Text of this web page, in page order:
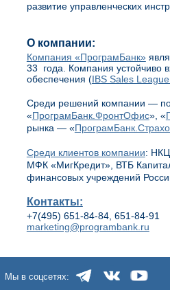
развитие управленческих
О компании:
Компания «ПрограмБанк»
33 года. Компания устойчиво
обеспечения (IBS Sales
Среди решений компании —
«ПрограмБанк.ФронтОфис», «
рынка — «
Среди клиентов компании: НКЦ
МФК «МигКредит», ВТБ
финансовых учреждений
Контакты:
+7(495) 651-84-84, 651-84-91
marketing@programbank.ru
Мы в соцсетях: